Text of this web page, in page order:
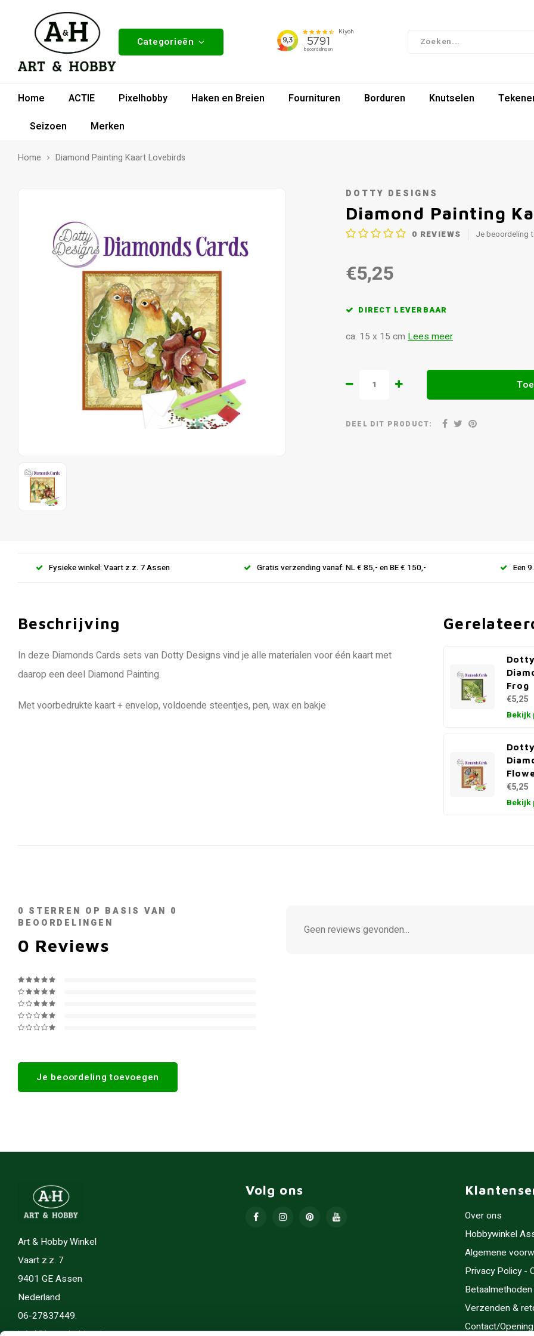
Categorieën
Home ACTIE Pixelhobby Haken en Breien Fournituren Borduren Knutselen
Seizoen
Merken
Home Diamond Painting Kaart Lovebirds
DOTTY DESIGNS
Diamond Painting
0 REVIEWS Je beoordeling
€5,25
DIRECT LEVERBAAR
ca. 15 x 15 cm Lees meer
DEEL DIT PRODUCT:
Fysieke winkel: Vaart z.z. 7 Assen Gratis verzending vanaf: NL € 85,- en BE € 150,- Een
Beschrijving
In deze Diamonds Cards sets van Dotty Designs vind je alle materialen voor één kaart met
daarop een deel Diamond Painting.
Met voorbedrukte kaart + envelop, voldoende steentjes, pen, wax en bakje
Frog
€5,25
Bekijk
€5,25
Bekijk
0 STERREN OP BASIS VAN 0
BEOORDELINGEN
0 Reviews
Je beoordeling toevoegen
Geen reviews gevonden...
Art & Hobby Winkel
Vaart z.z. 7
9401 GE Assen
Nederland
06-27837449.
Volg ons
Over ons
Hobbywinkel
Algemene
Privacy Policy -
Betaalmethoden
Verzenden &
Contact/